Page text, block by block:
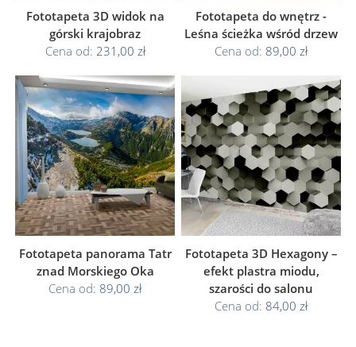
Fototapeta 3D widok na
górski krajobraz
Cena od: 231,00 zł
Fototapeta do wnętrz -
Leśna ścieżka wśród drzew
Cena od: 89,00 zł
Fototapeta panorama Tatr
znad Morskiego Oka
Cena od: 89,00 zł
Fototapeta 3D Hexagony –
efekt plastra miodu,
szarości do salonu
Cena od: 84,00 zł